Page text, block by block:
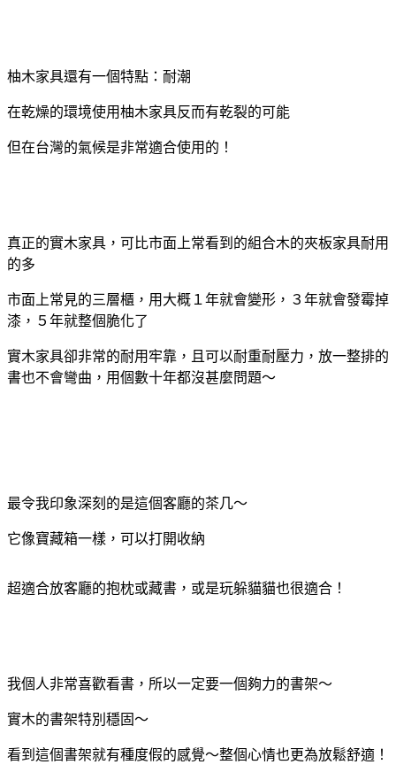
柚木家具還有一個特點：耐潮
在乾燥的環境使用柚木家具反而有乾裂的可能
但在台灣的氣候是非常適合使用的！
真正的實木家具，可比市面上常看到的組合木的夾板家具耐用
的多
市面上常見的三層櫃，用大概１年就會變形，３年就會發霉掉
漆，５年就整個脆化了
實木家具卻非常的耐用牢靠，且可以耐重耐壓力，放一整排的
書也不會彎曲，用個數十年都沒甚麼問題～
最令我印象深刻的是這個客廳的茶几～
它像寶藏箱一樣，可以打開收納
超適合放客廳的抱枕或藏書，或是玩躲貓貓也很適合！
我個人非常喜歡看書，所以一定要一個夠力的書架～
實木的書架特別穩固～
看到這個書架就有種度假的感覺～整個心情也更為放鬆舒適！